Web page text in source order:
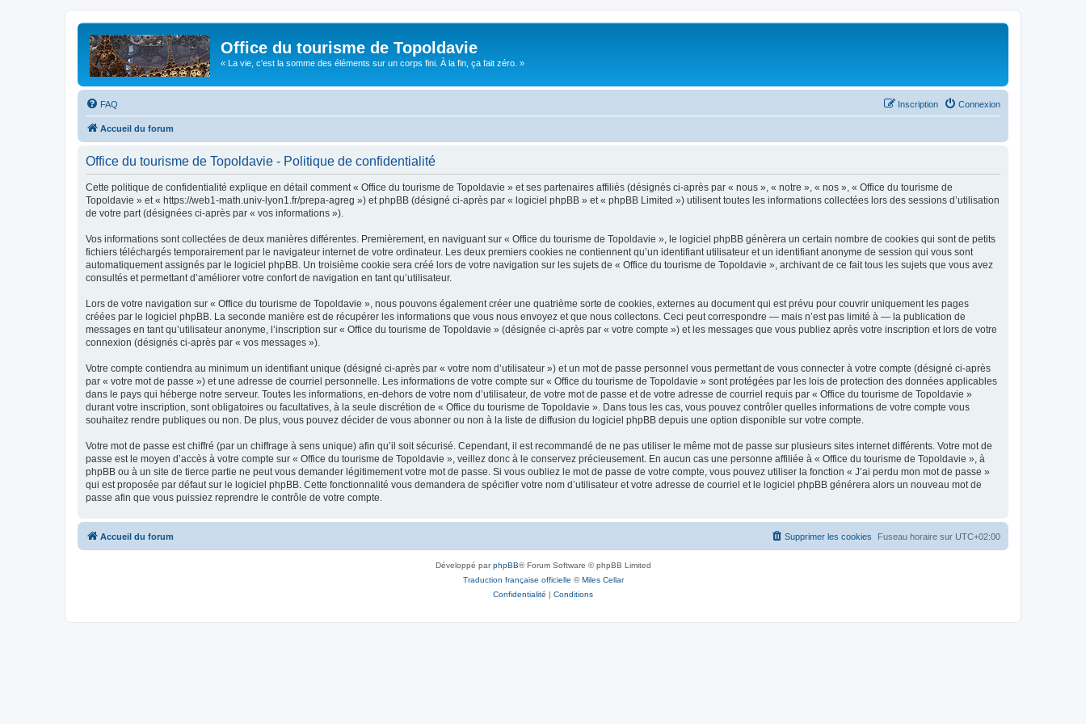
Office du tourisme de Topoldavie
« La vie, c'est la somme des éléments sur un corps fini. À la fin, ça fait zéro. »
FAQ Connexion
Inscription
Accueil du forum
Office du tourisme de Topoldavie - Politique de confidentialité
Cette politique de confidentialité explique en détail comment « Office du tourisme de Topoldavie » et ses partenaires affiliés (désignés ci-après par « nous », « notre », « nos », « Office du tourisme de
Topoldavie » et « https://web1-math.univ-lyon1.fr/prepa-agreg ») et phpBB (désigné ci-après par « logiciel phpBB » et « phpBB Limited ») utilisent toutes les informations collectées lors des sessions d’utilisation
de votre part (désignées ci-après par « vos informations »).
Vos informations sont collectées de deux manières différentes. Premièrement, en naviguant sur « Office du tourisme de Topoldavie », le logiciel phpBB génèrera un certain nombre de cookies qui sont de petits
fichiers téléchargés temporairement par le navigateur internet de votre ordinateur. Les deux premiers cookies ne contiennent qu’un identifiant utilisateur et un identifiant anonyme de session qui vous sont
automatiquement assignés par le logiciel phpBB. Un troisième cookie sera créé lors de votre navigation sur les sujets de « Office du tourisme de Topoldavie », archivant de ce fait tous les sujets que vous avez
consultés et permettant d’améliorer votre confort de navigation en tant qu’utilisateur.
Lors de votre navigation sur « Office du tourisme de Topoldavie », nous pouvons également créer une quatrième sorte de cookies, externes au document qui est prévu pour couvrir uniquement les pages
créées par le logiciel phpBB. La seconde manière est de récupérer les informations que vous nous envoyez et que nous collectons. Ceci peut correspondre — mais n’est pas limité à — la publication de
messages en tant qu’utilisateur anonyme, l’inscription sur « Office du tourisme de Topoldavie » (désignée ci-après par « votre compte ») et les messages que vous publiez après votre inscription et lors de votre
connexion (désignés ci-après par « vos messages »).
Votre compte contiendra au minimum un identifiant unique (désigné ci-après par « votre nom d’utilisateur ») et un mot de passe personnel vous permettant de vous connecter à votre compte (désigné ci-après
par « votre mot de passe ») et une adresse de courriel personnelle. Les informations de votre compte sur « Office du tourisme de Topoldavie » sont protégées par les lois de protection des données applicables
dans le pays qui héberge notre serveur. Toutes les informations, en-dehors de votre nom d’utilisateur, de votre mot de passe et de votre adresse de courriel requis par « Office du tourisme de Topoldavie »
durant votre inscription, sont obligatoires ou facultatives, à la seule discrétion de « Office du tourisme de Topoldavie ». Dans tous les cas, vous pouvez contrôler quelles informations de votre compte vous
souhaitez rendre publiques ou non. De plus, vous pouvez décider de vous abonner ou non à la liste de diffusion du logiciel phpBB depuis une option disponible sur votre compte.
Votre mot de passe est chiffré (par un chiffrage à sens unique) afin qu’il soit sécurisé. Cependant, il est recommandé de ne pas utiliser le même mot de passe sur plusieurs sites internet différents. Votre mot de
passe est le moyen d’accès à votre compte sur « Office du tourisme de Topoldavie », veillez donc à le conservez précieusement. En aucun cas une personne affiliée à « Office du tourisme de Topoldavie », à
phpBB ou à un site de tierce partie ne peut vous demander légitimement votre mot de passe. Si vous oubliez le mot de passe de votre compte, vous pouvez utiliser la fonction « J’ai perdu mon mot de passe »
qui est proposée par défaut sur le logiciel phpBB. Cette fonctionnalité vous demandera de spécifier votre nom d’utilisateur et votre adresse de courriel et le logiciel phpBB générera alors un nouveau mot de
passe afin que vous puissiez reprendre le contrôle de votre compte.
Accueil du forum Fuseau horaire sur UTC+02:00
Supprimer les cookies
Développé parphpBB® Forum Software © phpBB Limited
Traduction française officielle ©Miles Cellar
Confidentialité | Conditions